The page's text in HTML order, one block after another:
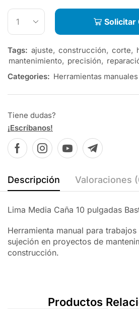
Solicitar
Tags: ajuste, construcción, corte,
mantenimiento, precisión,
Categories: Herramientas manuales
Tiene dudas?
¡Escríbanos!
Descripción Valoraciones
Lima Media Caña 10 pulgadas
Herramienta manual para
sujeción en proyectos de
construcción.
Productos